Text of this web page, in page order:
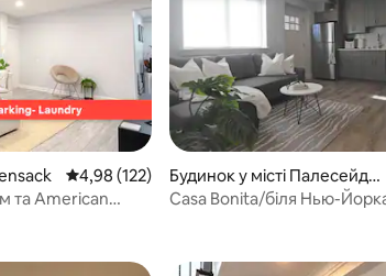
Середня оцінка: 4,98 з 5, відгуки: 122
4,98 (122)
та American
Будинок у місті Палесейдс-
Парк
Casa Bonita/біля Нью-